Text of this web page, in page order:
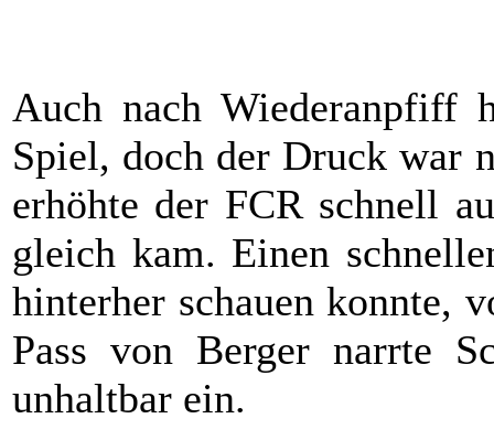
Auch nach Wiederanpfiff
Spiel, doch der Druck war
erhöhte der FCR schnell
gleich kam. Einen
hinterher schauen konnte,
Pass von Berger narrte
unhaltbar ein.